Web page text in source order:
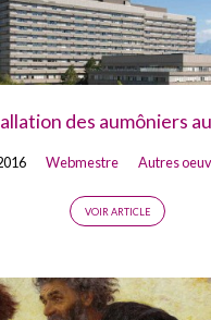
des aumôniers
Webmestre Autres
VOIR ARTICLE